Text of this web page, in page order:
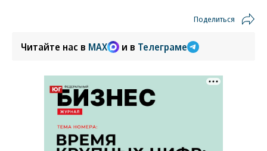
Поделиться
Читайте нас в MAX и в Телеграме